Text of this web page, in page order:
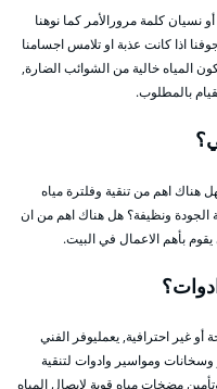
نسيان كلمة مرورالأمر كما نوهنا
اذا كانت عذبة او تلامس اجسامنا
المياه خالية من الشوائب الضارة,
بالمطلوب.
هناك اهم من تنقية وفلترة مياه
ونظيفة؟ هل هناك اهم من ان
بأهم الاعمال في البيت.
غير احترافية, يعمليوفر الفني
ومواسير وادوات لتنقية
مضخات مياه قوية لإيصال المياه